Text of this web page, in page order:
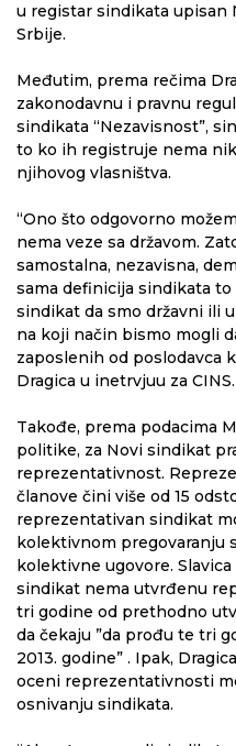
u registar sindikata upisan
Srbije.
Međutim, prema rečima
zakonodavnu i pravnu
sindikata “Nezavisnost”,
to ko ih registruje nema
njihovog vlasništva.
“Ono što odgovorno
nema veze sa državom.
samostalna, nezavisna,
sama definicija sindikata
sindikat da smo državni ili
na koji način bismo mogli
zaposlenih od poslodavca
Dragica u inetrvjuu za CINS.
Takođe, prema podacima
politike, za Novi sindikat
reprezentativnost.
članove čini više od 15
reprezentativan sindikat
kolektivnom pregovaranju
kolektivne ugovore.
sindikat nema utvrđenu
tri godine od prethodno
da čekaju ”da prođu te tri
2013. godine” . Ipak,
oceni reprezentativnosti
osnivanju sindikata.